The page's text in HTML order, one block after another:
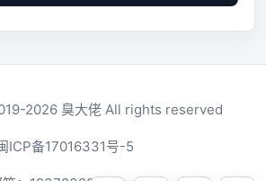
2026 臭大佬 All rights reserved
ICP备17016331号-5